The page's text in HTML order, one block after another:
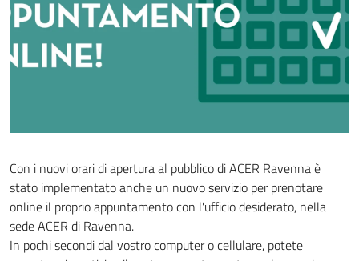
Con i nuovi orari di apertura al pubblico di ACER Ravenna è
stato implementato anche un nuovo servizio per prenotare
online il proprio appuntamento con l'ufficio desiderato, nella
sede ACER di Ravenna.
In pochi secondi dal vostro computer o cellulare, potete